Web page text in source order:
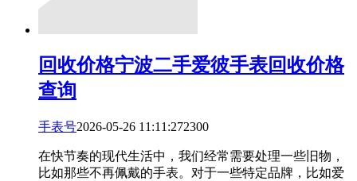
回收价格宁波二手爱彼手表回收价格
查询
手表号2026-05-26 11:11:272300
在快节奏的现代生活中，我们经常需要处理一些旧物，
比如那些不再佩戴的手表。对于一些特定品牌，比如爱